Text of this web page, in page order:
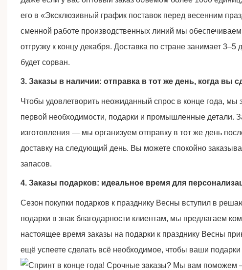
его в «Эксклюзивный график поставок перед весенним
сменной работе производственных линий мы
отгрузку к концу декабря. Доставка по стране занимает
будет сорван.
3. Заказы в наличии: отправка в тот же день, когда вы
Чтобы удовлетворить неожиданный спрос в конце года,
первой необходимости, подарки и промышленные детали.
изготовления — мы организуем отправку в тот же день
доставку на следующий день. Вы можете спокойно
запасов.
4. Заказы подарков: идеальное время для
Сезон покупки подарков к празднику Весны вступил в
подарки в знак благодарности клиентам, мы предлагаем
настоящее время заказы на подарки к празднику Весны
ещё успеете сделать всё необходимое, чтобы ваши